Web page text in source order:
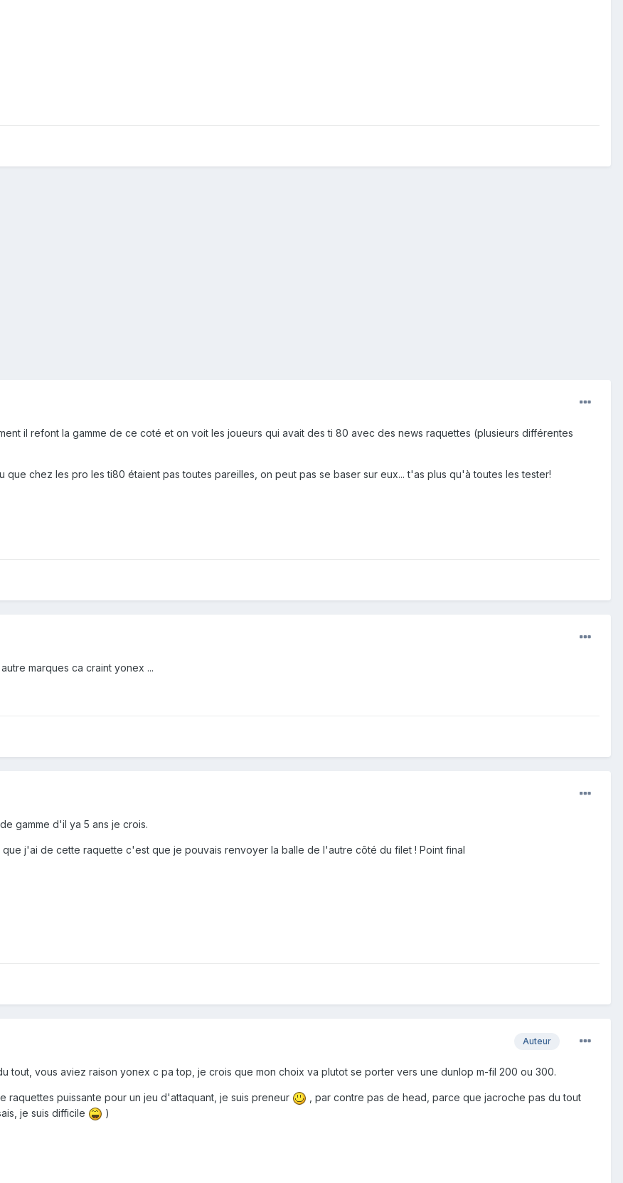
il refont la gamme de ce coté et on voit les joueurs qui avait des ti 80 avec des news raquettes (plusieurs différentes
que chez les pro les ti80 étaient pas toutes pareilles, on peut pas se baser sur eux... t'as plus qu'à toutes les tester!
marques ca craint yonex ...
gamme d'il ya 5 ans je crois.
que j'ai de cette raquette c'est que je pouvais renvoyer la balle de l'autre côté du filet ! Point final
Auteur
tout, vous aviez raison yonex c pa top, je crois que mon choix va plutot se porter vers une dunlop m-fil 200 ou 300.
raquettes puissante pour un jeu d'attaquant, je suis preneur
, par contre pas de head, parce que jacroche pas du tout
je suis difficile
)